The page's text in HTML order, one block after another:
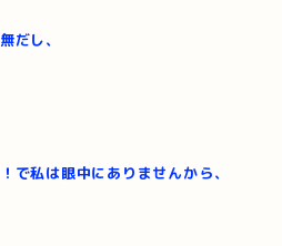
だし、
で私は眼中にありませんから、